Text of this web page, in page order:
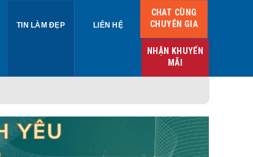
TIN LÀM ĐẸP LIÊN HỆ
CHAT CÙNG
CHUYÊN GIA
NHẬN KHUYẾN
MÃI